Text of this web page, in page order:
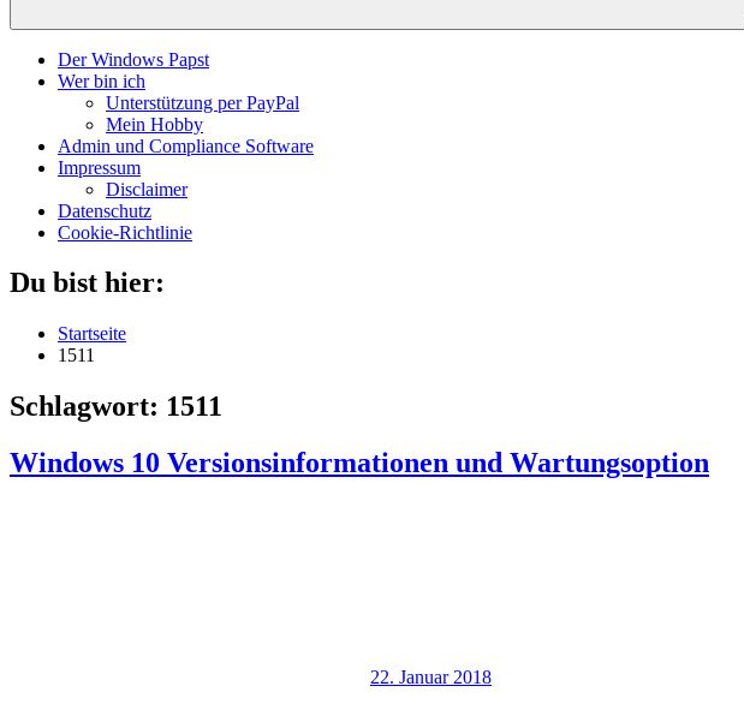
Der Windows Papst
Wer bin ich
Unterstützung per PayPal
Mein Hobby
Admin und Compliance Software
Impressum
Disclaimer
Datenschutz
Cookie-Richtlinie
Du bist hier:
Startseite
1511
Schlagwort: 1511
Windows 10 Versionsinformationen und Wartungsoption
22. Januar 2018